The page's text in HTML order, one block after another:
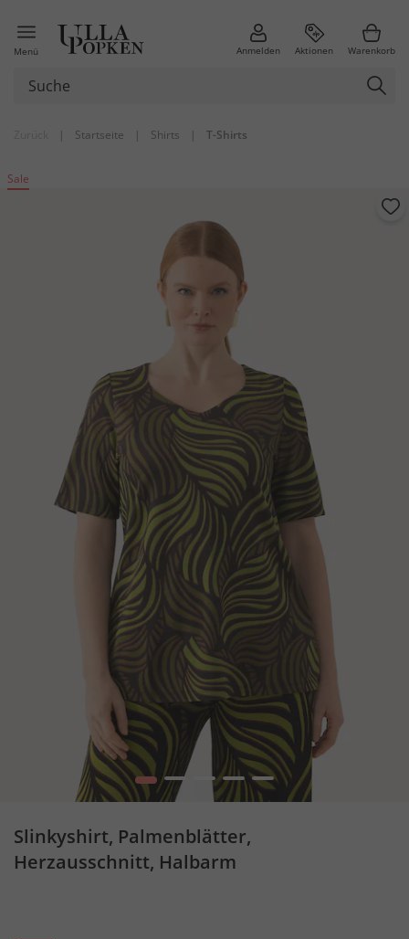
Menü Anmelden Aktionen Warenkorb
| Startseite | Shirts | T-Shirts
Sale
1 2 4 5
Slinkyshirt, Palmenblätter,
Herzausschnitt, Halbarm